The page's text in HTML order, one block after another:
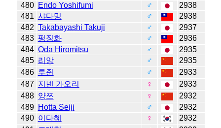
480 Endo Yoshifumi ♂
2938
481 샤다밍 ♂
2938
482 Takabayashi Takuji ♂
2937
483 펑징화 ♂
2936
484 Oda Hiromitsu ♂
2935
485 리앙 ♂
2935
486 루쥔 ♂
2933
487 지넨 가오리 ♀
2933
488 양쯔 ♀
2932
489 Hotta Seiji ♂
2932
490 이다혜 ♀
2932